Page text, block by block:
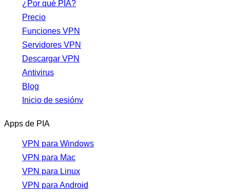
¿Por qué PIA?
Precio
Funciones VPN
Servidores VPN
Descargar VPN
Antivirus
Blog
Inicio de sesiónv
Apps de PIA
VPN para Windows
VPN para Mac
VPN para Linux
VPN para Android